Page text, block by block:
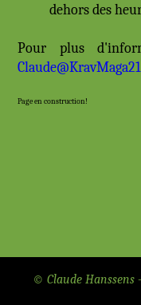
dehors des
Pour plus
Page en construction!
© Claude Hanssens